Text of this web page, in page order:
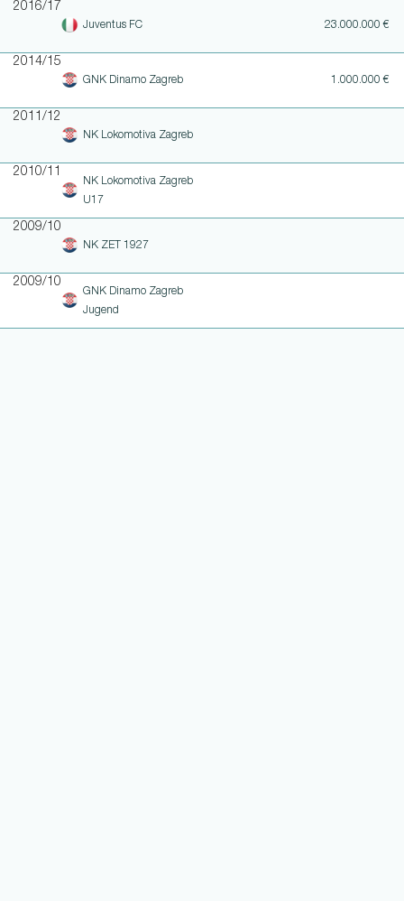
2016/17
Juventus FC 23.000.000 €
2014/15
GNK Dinamo Zagreb 1.000.000 €
2011/12
NK Lokomotiva Zagreb
2010/11
NK Lokomotiva Zagreb
U17
2009/10
NK ZET 1927
2009/10
GNK Dinamo Zagreb
Jugend